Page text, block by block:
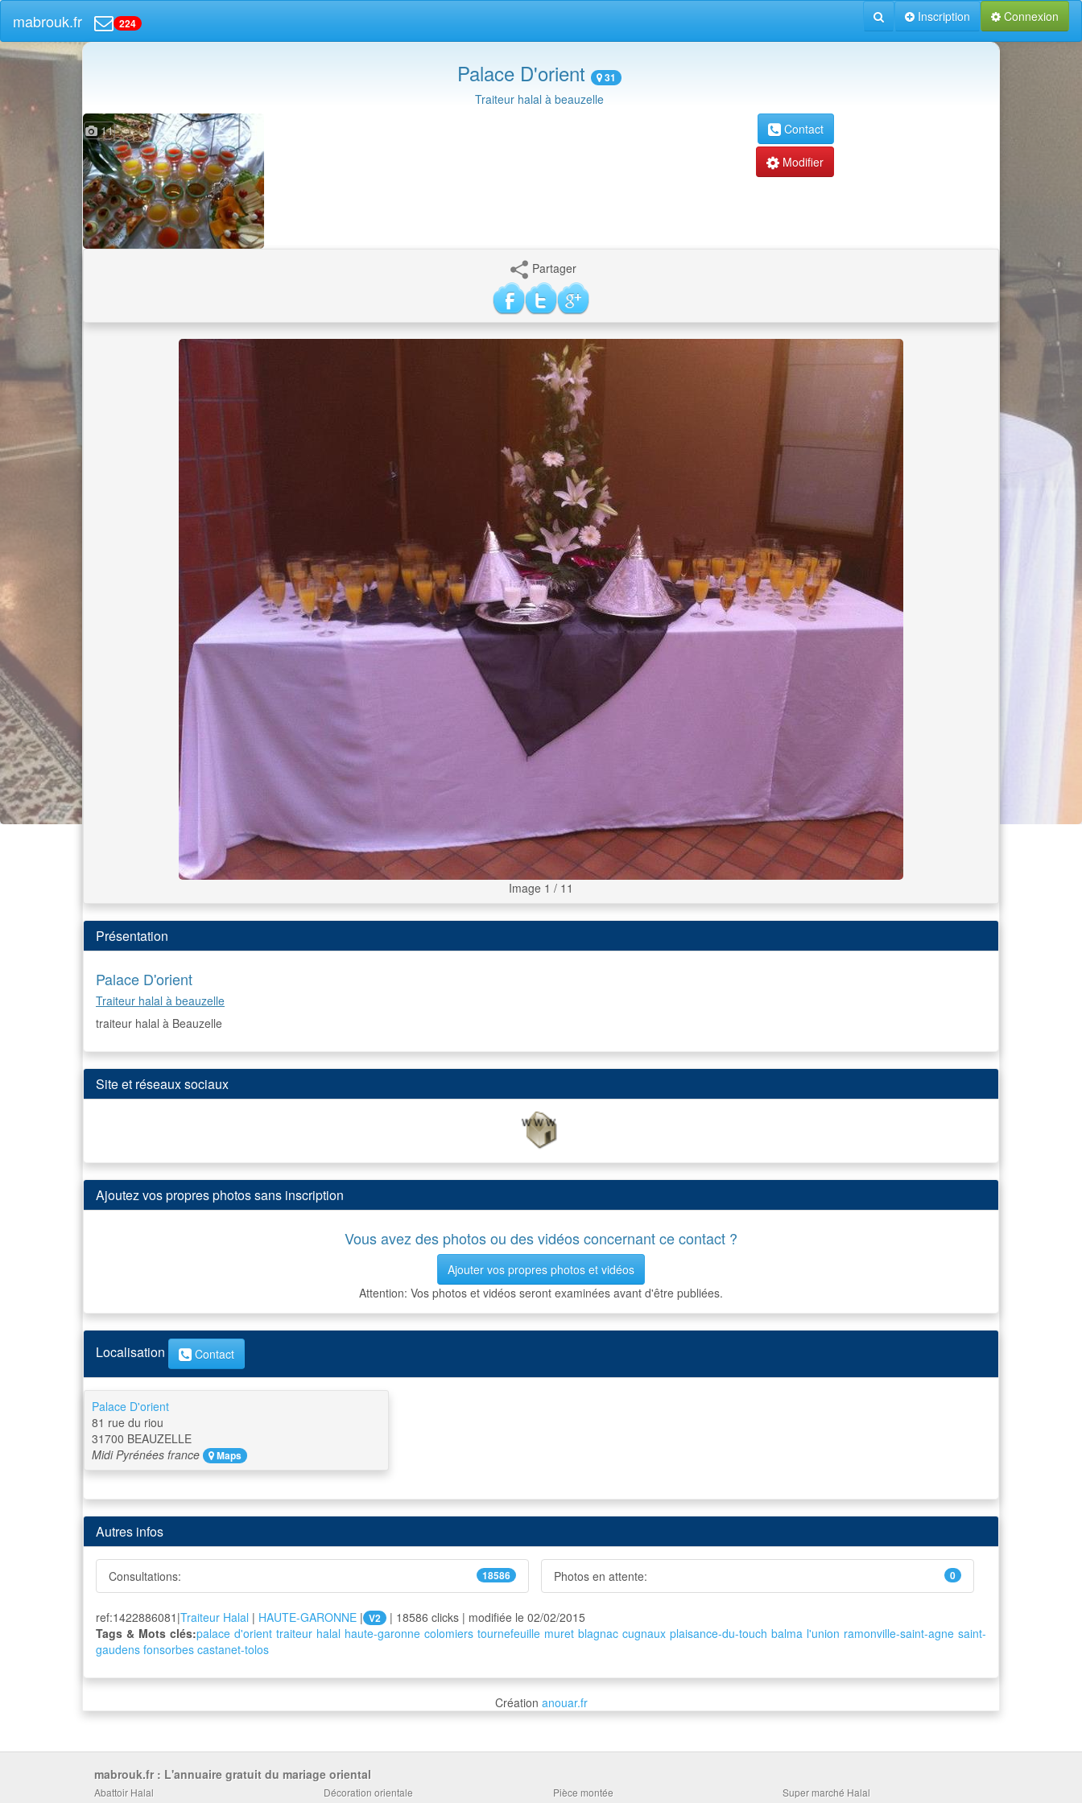
mabrouk.fr 224 Connexion
Inscription
Palace D'orient 31
Traiteur halal à beauzelle
11
Contact
Modifier
Partager
Image 1 / 11
Présentation
Palace D'orient
Traiteur halal à beauzelle
traiteur halal à Beauzelle
Site et réseaux sociaux
Ajoutez vos propres photos sans inscription
Vous avez des photos ou des vidéos concernant ce contact ?
Ajouter vos propres photos et vidéos
Attention: Vos photos et vidéos seront examinées avant d'être publiées.
Localisation Contact
Palace D'orient
81 rue du riou
31700 BEAUZELLE
Midi Pyrénées france Maps
Autres infos
Consultations: 18586 Photos en attente: 0
ref:1422886081|Traiteur Halal | HAUTE-GARONNE | V2
| 18586 clicks | modifiée le 02/02/2015
Tags & Mots clés:palace d'orient traiteur halal haute-garonne colomiers tournefeuille muret blagnac cugnaux plaisance-du-touch balma l'union ramonville-saint-agne saint-
gaudens fonsorbes castanet-tolos
Création anouar.fr
mabrouk.fr : L'annuaire gratuit du mariage oriental
Abattoir Halal
Décoration orientale
Pièce montée
Super marché Halal